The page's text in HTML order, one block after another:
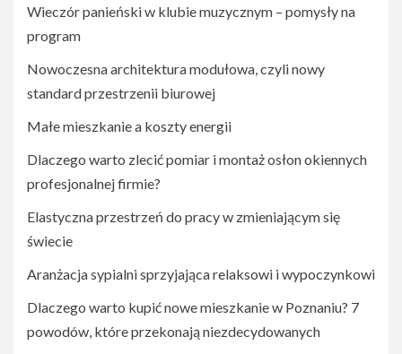
Wieczór panieński w klubie muzycznym – pomysły na
program
Nowoczesna architektura modułowa, czyli nowy
standard przestrzenii biurowej
Małe mieszkanie a koszty energii
Dlaczego warto zlecić pomiar i montaż osłon okiennych
profesjonalnej firmie?
Elastyczna przestrzeń do pracy w zmieniającym się
świecie
Aranżacja sypialni sprzyjająca relaksowi i wypoczynkowi
Dlaczego warto kupić nowe mieszkanie w Poznaniu? 7
powodów, które przekonają niezdecydowanych